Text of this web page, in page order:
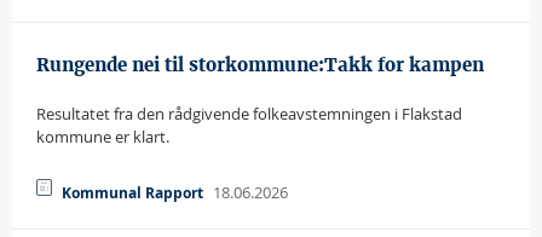
Rungende nei til storkommune:Takk for kampen
Resultatet fra den rådgivende folkeavstemningen i Flakstad
kommune er klart.
Kommunal Rapport 18.06.2026